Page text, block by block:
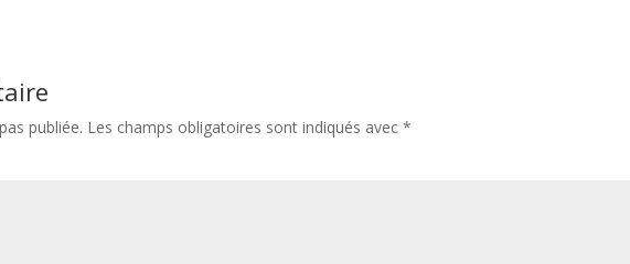
publiée. Les champs obligatoires sont indiqués avec*